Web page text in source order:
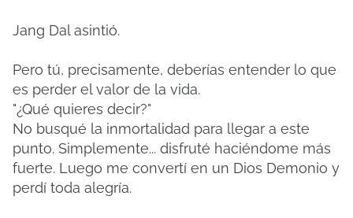
Jang Dal asintió.
Pero tú, precisamente, deberías entender lo que
es perder el valor de la vida.
"¿Qué quieres decir?"
No busqué la inmortalidad para llegar a este
punto. Simplemente... disfruté haciéndome más
fuerte. Luego me convertí en un Dios Demonio y
perdí toda alegría.